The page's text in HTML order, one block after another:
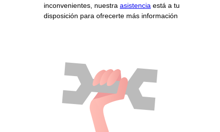
inconvenientes, nuestra asistencia está a tu
disposición para ofrecerte más información